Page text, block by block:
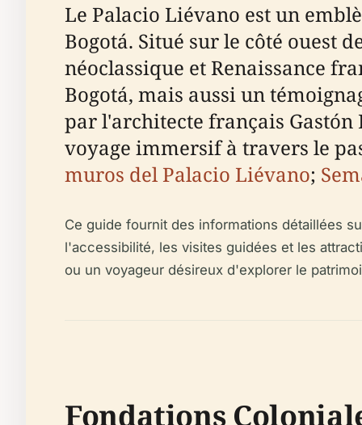
Le Palacio Liévano est un
Bogotá. Situé sur le côté ouest
néoclassique et Renaissance
Bogotá, mais aussi un
par l'architecte français Gastón
voyage immersif à travers le
muros del Palacio Liévano;
Ce guide fournit des informations détaillées
l'accessibilité, les visites guidées et les
ou un voyageur désireux d'explorer le
Fondations